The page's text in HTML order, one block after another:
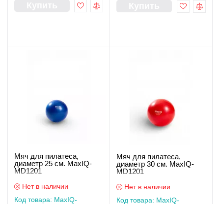
Мяч для пилатеса,
диаметр 25 см. MaxIQ-
MD1201
Нет в наличии
Код товара: MaxIQ-
Мяч для пилатеса,
диаметр 30 см. MaxIQ-
MD1201
Нет в наличии
Код товара: MaxIQ-